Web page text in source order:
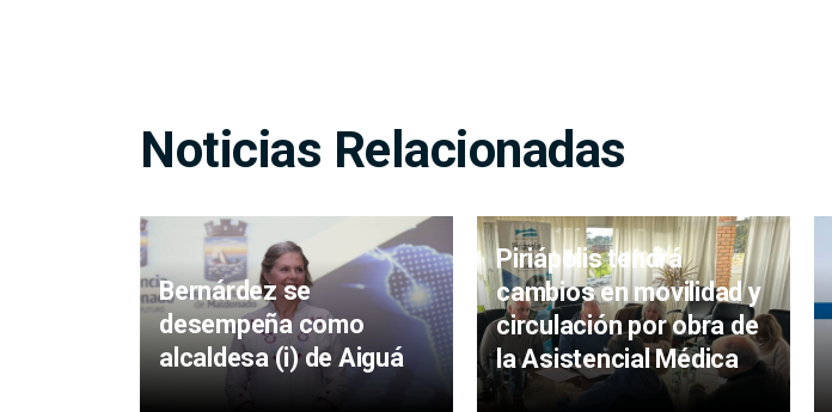
Noticias Relacionadas
Bernárdez se
desempeña como
alcaldesa (i) de Aiguá
Piriápolis tendrá
cambios en movilidad y
circulación por obra de
la Asistencial Médica